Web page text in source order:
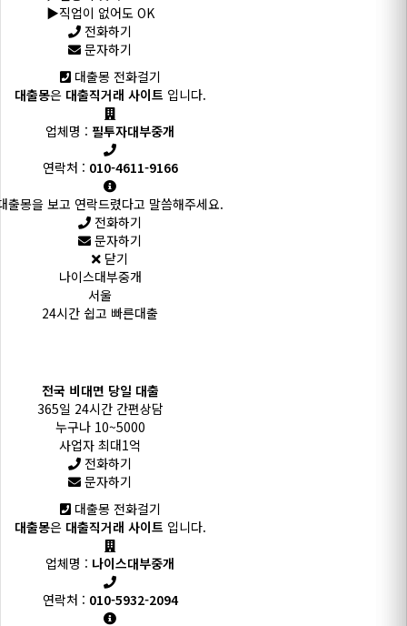
▶️직업이 없어도 OK
전화하기
문자하기
대출몽 전화걸기
대출몽은 대출직거래 사이트 입니다.
업체명 : 필투자대부중개
연락처 : 010-4611-9166
출몽을 보고 연락드렸다고 말씀해주세요.
전화하기
문자하기
닫기
나이스대부중개
서울
24시간 쉽고 빠른대출
전국 비대면 당일 대출
365일 24시간 간편상담
누구나 10~5000
사업자 최대1억
전화하기
문자하기
대출몽 전화걸기
대출몽은 대출직거래 사이트 입니다.
업체명 : 나이스대부중개
연락처 : 010-5932-2094